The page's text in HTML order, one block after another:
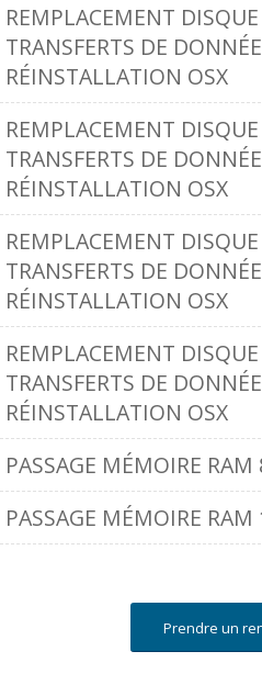
REMPLACEMENT
TRANSFERTS DE
RÉINSTALLATION OSX
REMPLACEMENT
TRANSFERTS DE
RÉINSTALLATION OSX
REMPLACEMENT
TRANSFERTS DE
RÉINSTALLATION OSX
REMPLACEMENT
TRANSFERTS DE
RÉINSTALLATION OSX
PASSAGE MÉMOIRE RAM
PASSAGE MÉMOIRE RAM
Prendre un